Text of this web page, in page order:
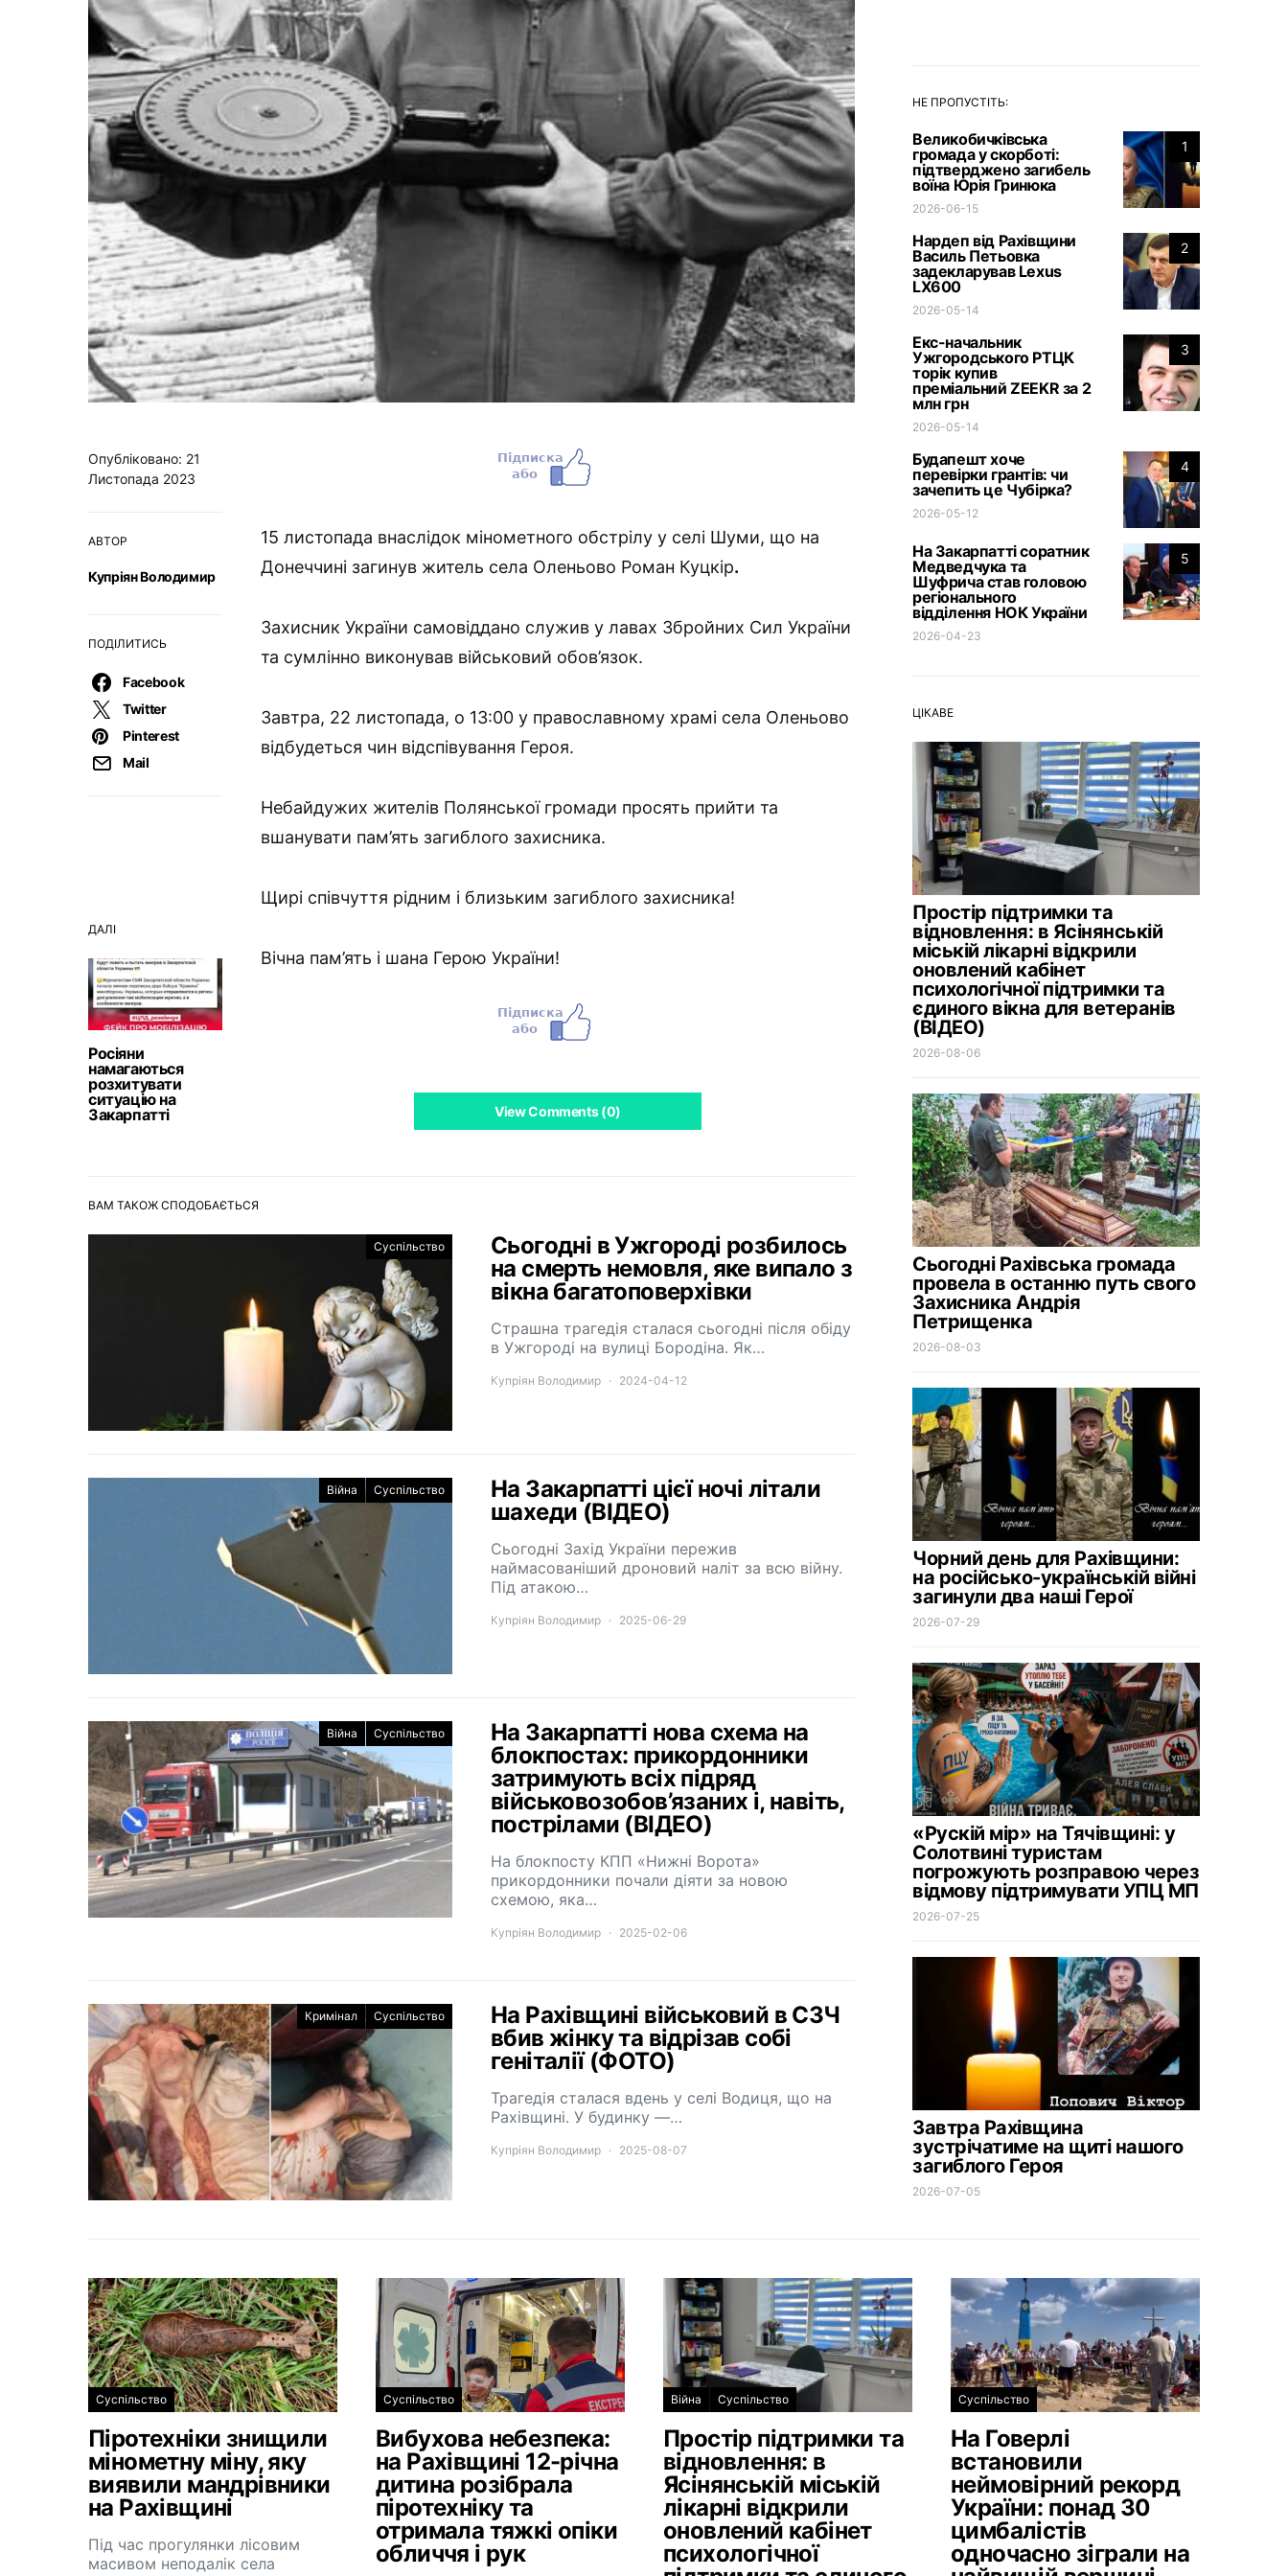
ДАЛІ
Росіяни
намагаються
розхитувати
ситуацію на
Закарпатті
Опубліковано: 21
Листопада 2023
АВТОР
Купріян Володимир
ПОДІЛИТИСЬ
Facebook
Twitter
Pinterest
Mail
15 листопада внаслідок мінометного обстрілу у селі Шуми, що на
Донеччині загинув житель села Оленьово Роман Куцкір.
Захисник України самовіддано служив у лавах Збройних Сил України
та сумлінно виконував військовий обов’язок.
Завтра, 22 листопада, о 13:00 у православному храмі села Оленьово
відбудеться чин відспівування Героя.
Небайдужих жителів Полянської громади просять прийти та
вшанувати пам’ять загиблого захисника.
Щирі співчуття рідним і близьким загиблого захисника!
Вічна пам’ять і шана Герою України!
View Comments (0)
ВАМ ТАКОЖ СПОДОБАЄТЬСЯ
Суспільство
Сьогодні в Ужгороді розбилось
на смерть немовля, яке випало з
вікна багатоповерхівки
Страшна трагедія сталася сьогодні після обіду
в Ужгороді на вулиці Бородіна. Як…
Купріян Володимир 2024-04-12
Війна Суспільство
На Закарпатті цієї ночі літали
шахеди (ВІДЕО)
Сьогодні Захід України пережив
наймасованіший дроновий наліт за всю війну.
Під атакою…
Купріян Володимир 2025-06-29
Війна Суспільство
На Закарпатті нова схема на
блокпостах: прикордонники
затримують всіх підряд
військовозобов’язаних і, навіть,
пострілами (ВІДЕО)
На блокпосту КПП «Нижні Ворота»
прикордонники почали діяти за новою
схемою, яка…
Купріян Володимир 2025-02-06
Кримінал Суспільство
На Рахівщині військовий в СЗЧ
вбив жінку та відрізав собі
геніталії (ФОТО)
Трагедія сталася вдень у селі Водиця, що на
Рахівщині. У будинку —…
Купріян Володимир 2025-08-07
НЕ ПРОПУСТІТЬ:
1
Великобичківська
громада у скорботі:
підтверджено загибель
воїна Юрія Гринюка
2026-06-15
2
Нардеп від Рахівщини
Василь Петьовка
задекларував Lexus
LX600
2026-05-14
3
Екс-начальник
Ужгородського РТЦК
торік купив
преміальний ZEEKR за 2
млн грн
2026-05-14
4
Будапешт хоче
перевірки грантів: чи
зачепить це Чубірка?
2026-05-12
5
На Закарпатті соратник
Медведчука та
Шуфрича став головою
регіонального
відділення НОК України
2026-04-23
ЦІКАВЕ
Простір підтримки та
відновлення: в Ясінянській
міській лікарні відкрили
оновлений кабінет
психологічної підтримки та
єдиного вікна для ветеранів
(ВІДЕО)
2026-08-06
Сьогодні Рахівська громада
провела в останню путь свого
Захисника Андрія
Петрищенка
2026-08-03
Чорний день для Рахівщини:
на російсько-українській війні
загинули два наші Герої
2026-07-29
«Рускій мір» на Тячівщині: у
Солотвині туристам
погрожують розправою через
відмову підтримувати УПЦ МП
2026-07-25
Завтра Рахівщина
зустрічатиме на щиті нашого
загиблого Героя
2026-07-05
Суспільство
Піротехніки знищили
мінометну міну, яку
виявили мандрівники
на Рахівщині
Під час прогулянки лісовим
масивом неподалік села
Суспільство
Вибухова небезпека:
на Рахівщині 12-річна
дитина розібрала
піротехніку та
отримала тяжкі опіки
обличчя і рук
Війна Суспільство
Простір підтримки та
відновлення: в
Ясінянській міській
лікарні відкрили
оновлений кабінет
психологічної
Суспільство
На Говерлі
встановили
неймовірний рекорд
України: понад 30
цимбалістів
одночасно зіграли на